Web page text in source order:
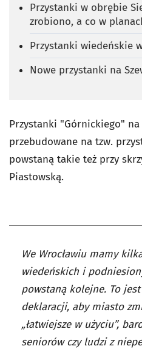
Przystanki w obrębie
zrobiono, a co w
Przystanki wiedeńskie
Nowe przystanki na
Przystanki "Górnickiego" na
przebudowane na tzw.
powstaną takie też przy
Piastowską.
We Wrocławiu mamy
wiedeńskich i
powstaną kolejne. To
deklaracji, aby miasto
„łatwiejsze w użyciu”,
seniorów czy ludzi z